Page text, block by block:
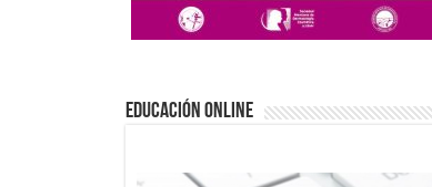
EDUCACIÓN ONLINE